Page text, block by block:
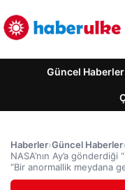
Güncel Haberler
Haberler›Güncel Haberler›
NASA’nın Ay’a gönderdiği
“Bir anormallik meydana